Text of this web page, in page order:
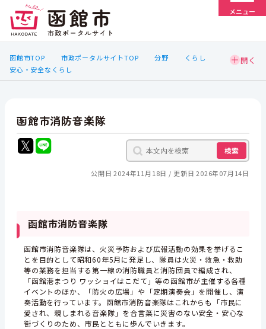
メニュー
函館市TOP 市政ポータルサイトTOP 分野
くらし
安心・安全なくらし
函館市消防音楽隊
検索
公開日 2024年11月18日 更新日 2026年07月14日
函館市消防音楽隊
函館市消防音楽隊は、火災予防および広報活動の効果を挙げるこ
とを目的として昭和60年5月に発足し、隊員は火災・救急・救助
等の業務を担当する第一線の消防職員と消防団員で編成され、
「函館港まつり ワッショイはこだて」等の函館市が主催する各種
イベントのほか、「防火の広場」や「定期演奏会」を開催し、演
奏活動を行っています。函館市消防音楽隊はこれからも「市民に
愛され、親しまれる音楽隊」を合言葉に災害のない安全・安心な
街づくりのため、市民とともに歩んでいきます。